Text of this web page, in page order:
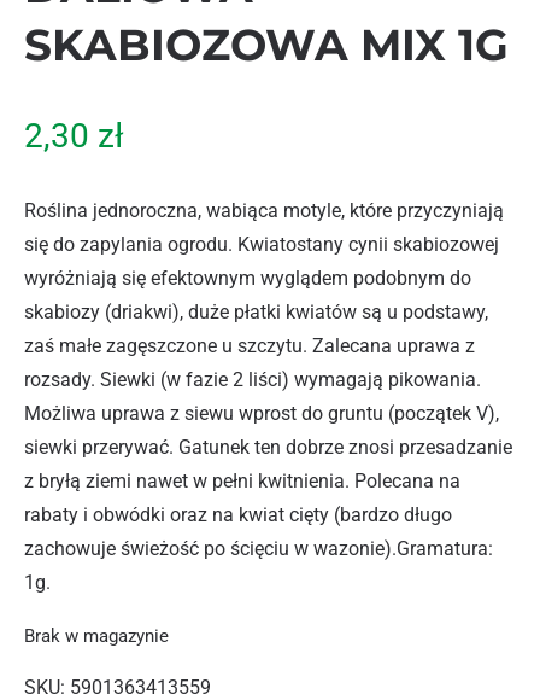
SKABIOZOWA MIX 1G
2,30 zł
Roślina jednoroczna, wabiąca motyle, które przyczyniają
się do zapylania ogrodu. Kwiatostany cynii skabiozowej
wyróżniają się efektownym wyglądem podobnym do
skabiozy (driakwi), duże płatki kwiatów są u podstawy,
zaś małe zagęszczone u szczytu. Zalecana uprawa z
rozsady. Siewki (w fazie 2 liści) wymagają pikowania.
Możliwa uprawa z siewu wprost do gruntu (początek V),
siewki przerywać. Gatunek ten dobrze znosi przesadzanie
z bryłą ziemi nawet w pełni kwitnienia. Polecana na
rabaty i obwódki oraz na kwiat cięty (bardzo długo
zachowuje świeżość po ścięciu w wazonie).Gramatura:
1g.
Brak w magazynie
SKU: 5901363413559